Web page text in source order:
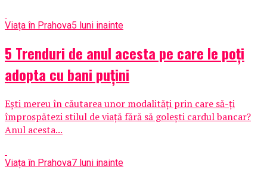
Viața în Prahova5 luni inainte
5 Trenduri de anul acesta pe care le poți
adopta cu bani puțini
Ești mereu în căutarea unor modalități prin care să-ți
împrospătezi stilul de viață fără să golești cardul bancar?
Anul acesta...
Viața în Prahova7 luni inainte